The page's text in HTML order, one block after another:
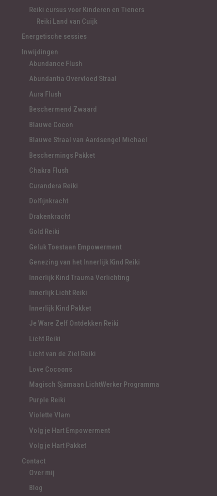
Reiki cursus voor Kinderen en Tieners
Reiki Land van Cuijk
Energetische sessies
Inwijdingen
Abundance Flush
Abundantia Overvloed Straal
Aura Flush
Beschermend Zwaard
Blauwe Cocon
Blauwe Straal van Aardsengel Michael
Beschermings Pakket
Chakra Flush
Curandera Reiki
Dolfijnkracht
Drakenkracht
Gold Reiki
Geluk Toestaan Empowerment
Genezing van het Innerlijk Kind Reiki
Innerlijk Kind Trauma Verlichting
Innerlijk Licht Reiki
Innerlijk Kind Pakket
Je Ware Zelf Ontdekken Reiki
Licht Reiki
Licht van de Ziel Reiki
Love Cocoons
Magisch Sjamaan LichtWerker Programma
Purple Reiki
Violette Vlam
Volg je Hart Empowerment
Volg je Hart Pakket
Contact
Over mij
Blog